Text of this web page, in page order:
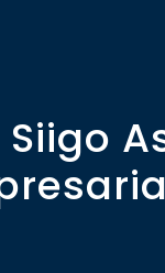
Siigo